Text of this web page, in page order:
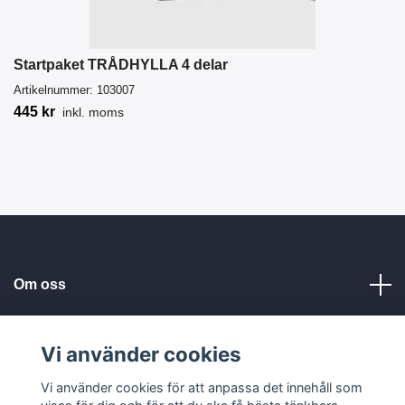
Startpaket TRÅDHYLLA 4 delar
Artikelnummer: 103007
445 kr inkl. moms
Om oss
Läs mer
Vi använder cookies
Vi använder cookies för att anpassa det innehåll som